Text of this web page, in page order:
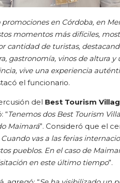
promociones en Córdoba, en
momentos más difíciles,
cantidad de turistas,
gastronomía, vinos de altura
vive una experiencia
el funcionario.
del Best Tourism
“Tenemos dos Best Tourism
Maimará”. Consideró que el
vas a las ferias
pueblos. En el caso de
en este último tiempo”.